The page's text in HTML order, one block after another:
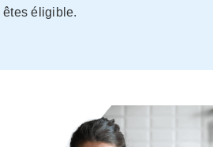
êtes éligible.